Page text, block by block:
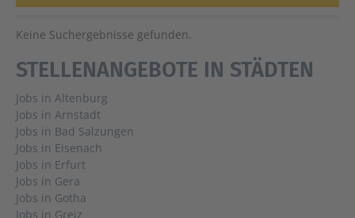
Keine Suchergebnisse gefunden.
STELLENANGEBOTE IN STÄDTEN
Jobs in Altenburg
Jobs in Arnstadt
Jobs in Bad Salzungen
Jobs in Eisenach
Jobs in Erfurt
Jobs in Gera
Jobs in Gotha
Jobs in Greiz